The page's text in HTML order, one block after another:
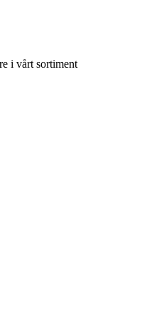
i vårt sortiment